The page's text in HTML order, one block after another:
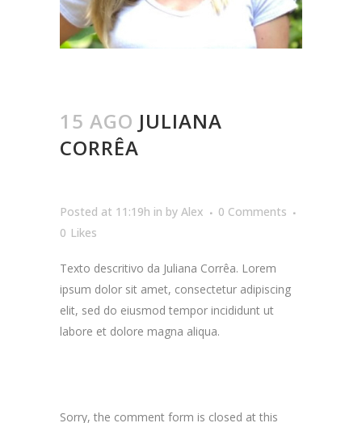
15 AGO JULIANA
CORRÊA
Posted at 11:19h in by Alex
0 Comments
0 Likes
Texto descritivo da Juliana Corrêa. Lorem
ipsum dolor sit amet, consectetur adipiscing
elit, sed do eiusmod tempor incididunt ut
labore et dolore magna aliqua.
Sorry, the comment form is closed at this